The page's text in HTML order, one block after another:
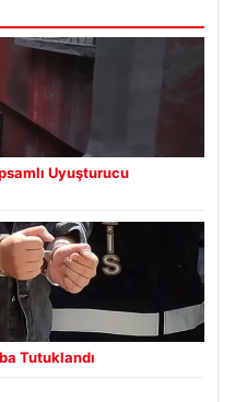
Uyuşturucu
Tutuklandı